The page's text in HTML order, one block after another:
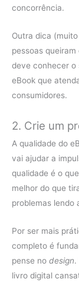
concorrência.
Outra dica
pessoas
deve conhecer o
eBook que
consumidores.
2. Crie um
A qualidade do
vai ajudar a
qualidade é o
melhor do que
problemas lendo
Por ser mais
completo é
pense no design.
livro digital